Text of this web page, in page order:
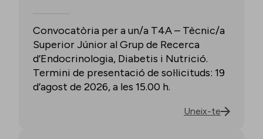
Convocatòria per a un/a T4A – Tècnic/a
Superior Júnior al Grup de Recerca
d’Endocrinologia, Diabetis i Nutrició.
Termini de presentació de sol·licituds: 19
d’agost de 2026, a les 15.00 h.
Uneix-te